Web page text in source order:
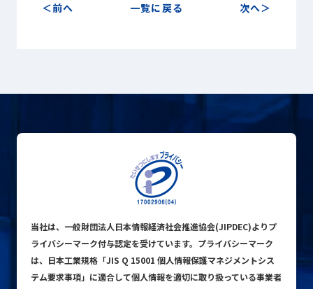
mail お問い合わせ
公式SNS
前へ 一覧に戻る 次へ
当社は、一般財団法人日本情報経済社会推進協会(JIPDEC)よりプ
ライバシーマーク付与認定を受けています。プライバシーマーク
は、日本工業規格「JIS Q 15001 個人情報保護マネジメントシス
テム要求事項」に適合して個人情報を適切に取り扱っている事業者